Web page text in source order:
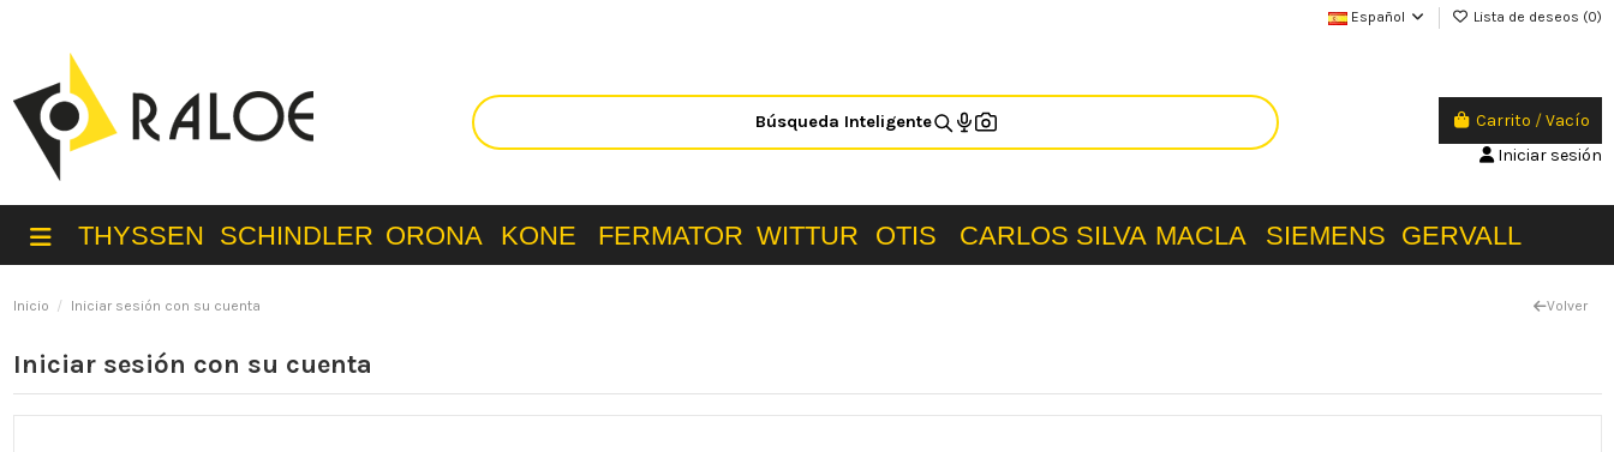
Español Lista de deseos (0)
Búsqueda Inteligente Carrito /Vacío
Iniciar sesión
THYSSEN SCHINDLER ORONA KONE FERMATOR WITTUR OTIS CARLOS SILVA MACLA SIEMENS GERVALL
Inicio Iniciar sesión con su cuenta Volver
Iniciar sesión con su cuenta